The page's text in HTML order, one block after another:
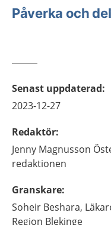
Påverka och
Senast uppdaterad:
2023-12-27
Redaktör:
Jenny Magnusson
redaktionen
Granskare:
Soheir Beshara,
Region Blekinge